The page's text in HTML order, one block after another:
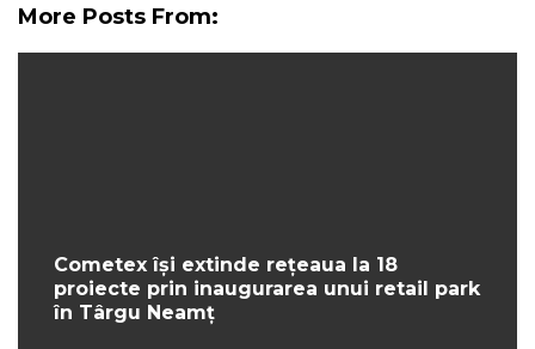
More Posts From:
Cometex își extinde rețeaua la 18
proiecte prin inaugurarea unui retail park
în Târgu Neamț